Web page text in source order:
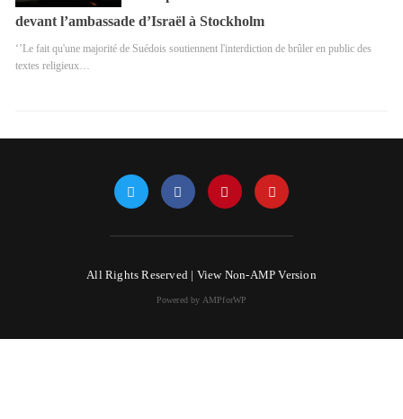
devant l’ambassade d’Israël à Stockholm
‘’Le fait qu'une majorité de Suédois soutiennent l'interdiction de brûler en public des
textes religieux…
All Rights Reserved | View Non-AMP Version
Powered by AMPforWP